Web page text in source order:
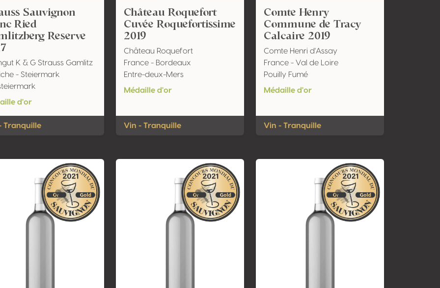
Sauvignon
Ried
Reserve
K & G Strauss Gamlitz
- Steiermark
d'or
Tranquille
Château Roquefort
Cuvée Roquefortissime
2019
Château Roquefort
France - Bordeaux
Entre-deux-Mers
Médaille d'or
Vin - Tranquille
Comte Henry
Commune de Tracy
Calcaire 2019
Comte Henri d'Assay
France - Val de Loire
Pouilly Fumé
Médaille d'or
Vin - Tranquille